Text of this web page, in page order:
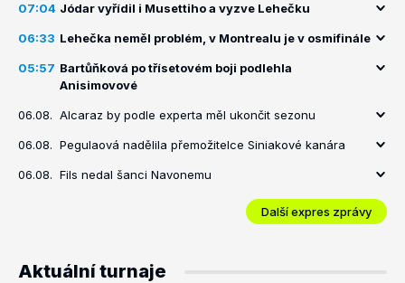
07:04 Jódar vyřídil i Musettiho a vyzve Lehečku
06:33 Lehečka neměl problém, v Montrealu je v osmifinále
05:57 Bartůňková po třísetovém boji podlehla
Anisimovové
06.08. Alcaraz by podle experta měl ukončit sezonu
06.08. Pegulaová nadělila přemožitelce Siniakové kanára
06.08. Fils nedal šanci Navonemu
Další expres zprávy
Aktuální turnaje